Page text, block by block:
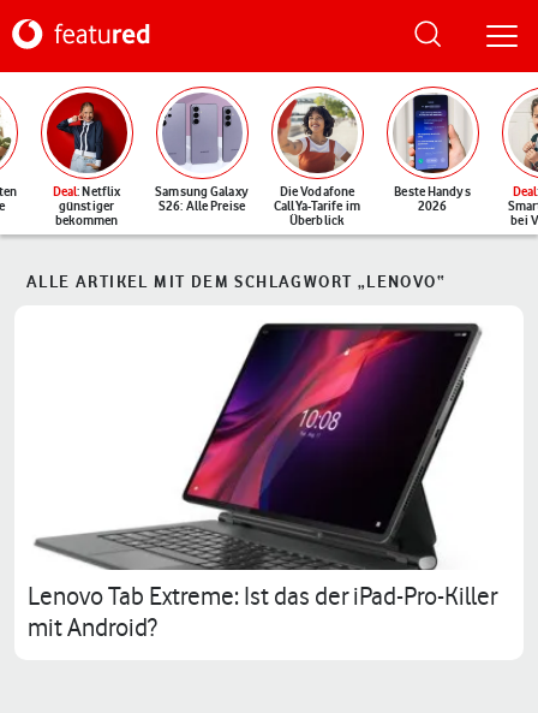
Deal: Netflix
günstiger
bekommen
Samsung Galaxy
S26: Alle Preise
Die Vodafone
CallYa-Tarife im
Überblick
Beste Handys
2026
Deal
bei
ALLE ARTIKEL MIT DEM SCHLAGWORT „LENOVO“
Lenovo Tab Extreme: Ist das der iPad-Pro-Killer
mit Android?